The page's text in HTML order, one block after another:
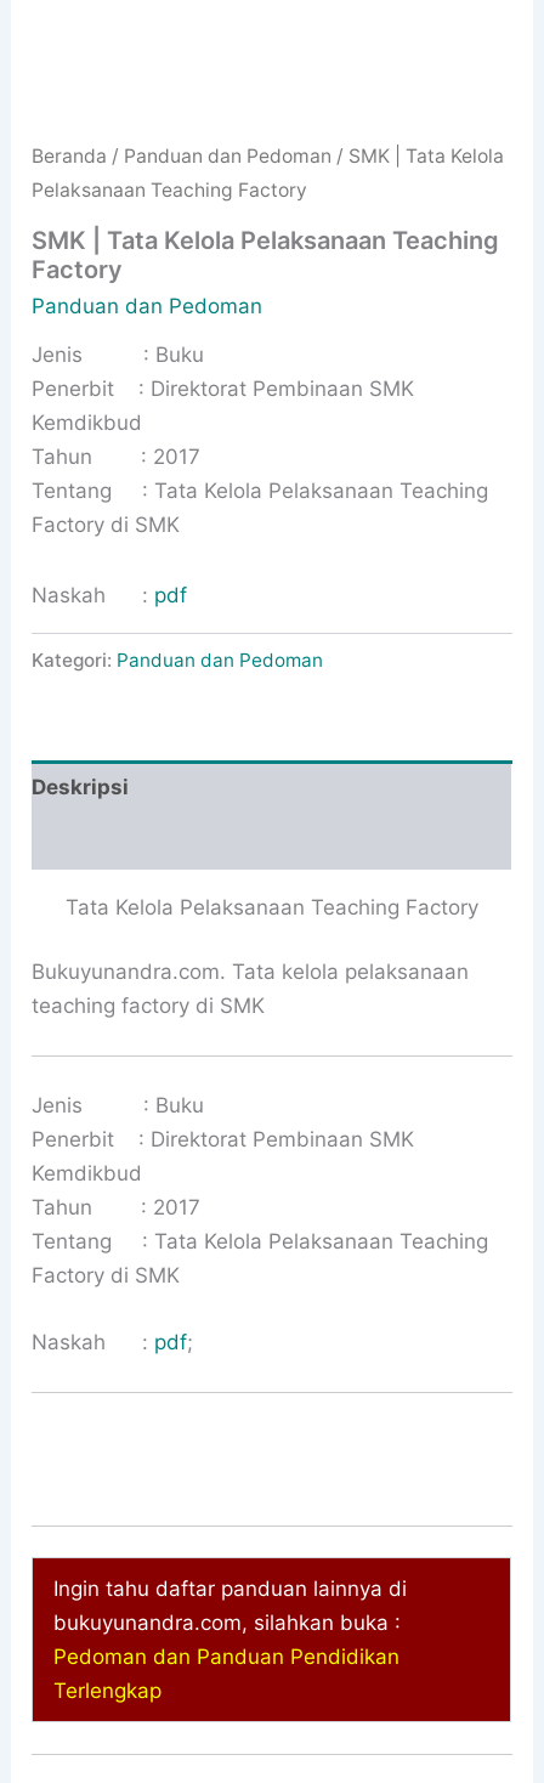
Beranda / Panduan dan Pedoman / SMK | Tata Kelola
Pelaksanaan Teaching Factory
SMK | Tata Kelola Pelaksanaan Teaching
Factory
Panduan dan Pedoman
Jenis : Buku
Penerbit : Direktorat Pembinaan SMK
Kemdikbud
Tahun : 2017
Tentang : Tata Kelola Pelaksanaan Teaching
Factory di SMK
Naskah : pdf
Kategori: Panduan dan Pedoman
Deskripsi
Tata Kelola Pelaksanaan Teaching Factory
Bukuyunandra.com. Tata kelola pelaksanaan
teaching factory di SMK
Jenis : Buku
Penerbit : Direktorat Pembinaan SMK
Kemdikbud
Tahun : 2017
Tentang : Tata Kelola Pelaksanaan Teaching
Factory di SMK
Naskah : pdf;
Ingin tahu daftar panduan lainnya di
bukuyunandra.com, silahkan buka :
Pedoman dan Panduan Pendidikan
Terlengkap